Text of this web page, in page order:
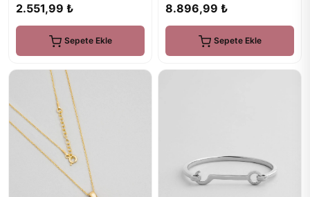
2.551,99 ₺
Sepete Ekle
8.896,99 ₺
Sepete Ekle